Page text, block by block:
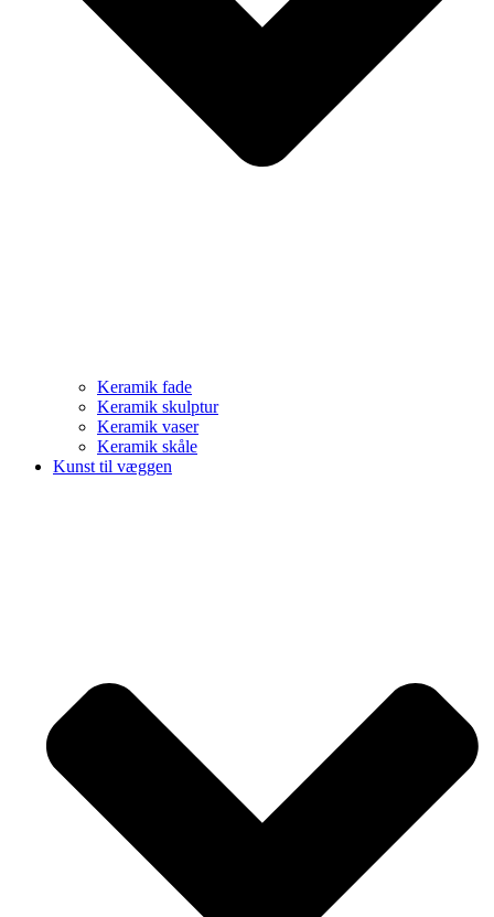
Keramik fade
Keramik skulptur
Keramik vaser
Keramik skåle
Kunst til væggen